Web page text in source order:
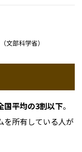
文部科学省）
国平均の3割以下。
を所有している人が